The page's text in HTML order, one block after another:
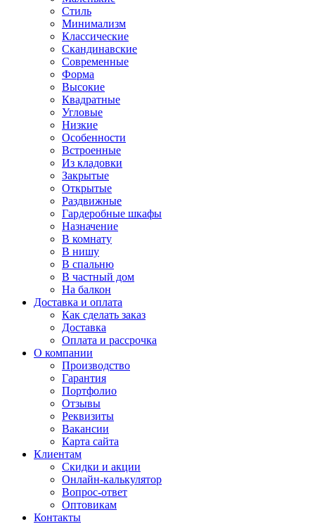
Стиль
Минимализм
Классические
Скандинавские
Современные
Форма
Высокие
Квадратные
Угловые
Низкие
Особенности
Встроенные
Из кладовки
Закрытые
Открытые
Раздвижные
Гардеробные шкафы
Назначение
В комнату
В нишу
В спальню
В частный дом
На балкон
Доставка и оплата
Как сделать заказ
Доставка
Оплата и рассрочка
О компании
Производство
Гарантия
Портфолио
Отзывы
Реквизиты
Вакансии
Карта сайта
Клиентам
Скидки и акции
Онлайн-калькулятор
Вопрос-ответ
Оптовикам
Контакты